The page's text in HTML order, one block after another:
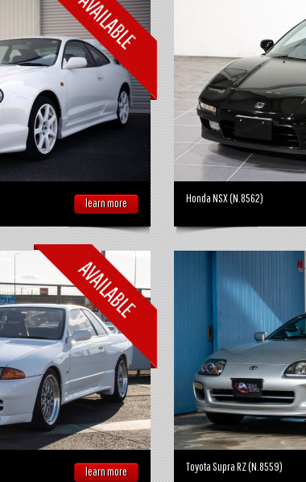
learn more Honda NSX (N.8562)
learn more Toyota Supra RZ (N.8559)